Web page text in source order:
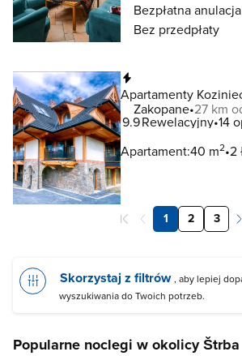
Bezpłatna anulacja
Bez przedpłaty
Apartamenty
Zakopane 27 km
9.9Rewelacyjny 14
Apartament:40 m2 2
1 2 3
Skorzystaj z filtrów , aby lepiej
wyszukiwania do Twoich potrzeb.
Popularne noclegi w okolicy Štrba